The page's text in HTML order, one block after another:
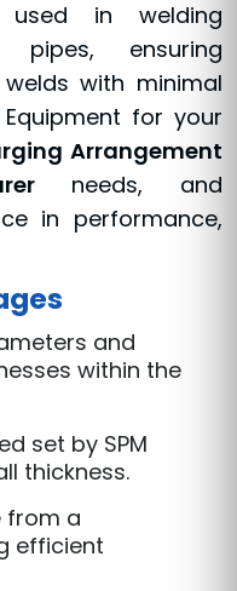
used in welding
ensuring
with minimal
Equipment for your
Arrangement
needs, and
in performance,
and
within the
set by SPM
thickness.
from a
efficient